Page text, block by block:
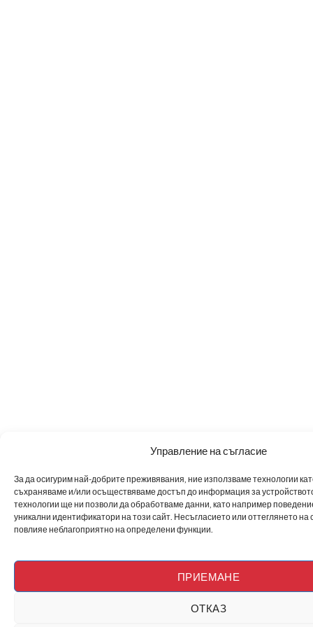
Управление на съгласие
За да осигурим най-добрите преживявания, ние използваме технологии
съхраняваме и/или осъществяваме достъп до информация за
технологии ще ни позволи да обработваме данни, като например
уникални идентификатори на този сайт. Несъгласието или оттеглянето на
повлияе неблагоприятно на определени функции.
ПРИЕМАНЕ
ОТКАЗ